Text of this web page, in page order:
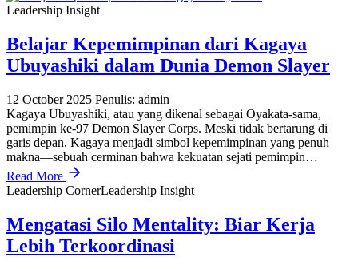
Leadership Insight
Belajar Kepemimpinan dari Kagaya
Ubuyashiki dalam Dunia Demon Slayer
12 October 2025 Penulis: admin
Kagaya Ubuyashiki, atau yang dikenal sebagai Oyakata-sama,
pemimpin ke-97 Demon Slayer Corps. Meski tidak bertarung di
garis depan, Kagaya menjadi simbol kepemimpinan yang penuh
makna—sebuah cerminan bahwa kekuatan sejati pemimpin…
Read More
Leadership CornerLeadership Insight
​Mengatasi Silo Mentality: Biar Kerja
Lebih Terkoordinasi